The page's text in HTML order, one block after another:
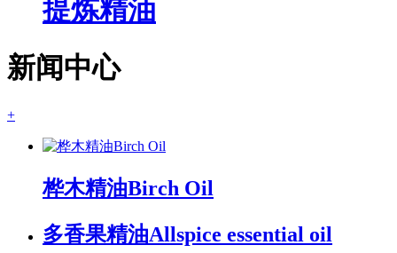
提炼精油
新闻中心
+
桦木精油Birch Oil
多香果精油Allspice essential oil